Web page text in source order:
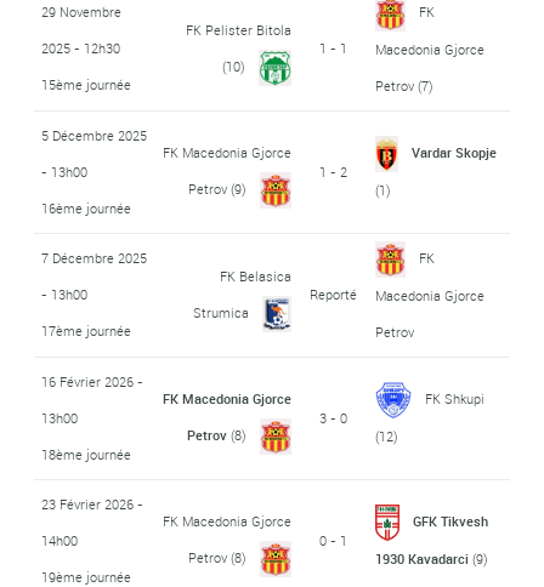
29 Novembre
2025 - 12h30
15ème journée
FK Pelister Bitola
(10)
1 - 1
FK
Macedonia Gjorce
Petrov(7)
5 Décembre 2025
- 13h00
16ème journée
FK Macedonia Gjorce
Petrov(9)
1 - 2
Vardar Skopje
(1)
7 Décembre 2025
- 13h00
17ème journée
FK Belasica
Strumica
Reporté
FK
Macedonia Gjorce
Petrov
16 Février 2026 -
13h00
18ème journée
FK Macedonia Gjorce
Petrov(8)
3 - 0
FK Shkupi
(12)
23 Février 2026 -
14h00
19ème journée
FK Macedonia Gjorce
Petrov(8)
0 - 1
GFK Tikvesh
1930 Kavadarci (9)